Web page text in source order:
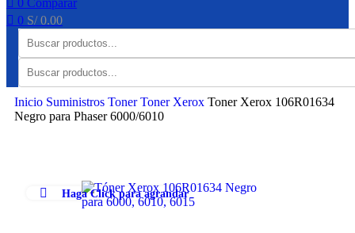
0 Comparar
0 S/0.00
Inicio Suministros TonerToner Xerox Toner Xerox 106R01634
Negro para Phaser 6000/6010
Haga Click para agrandar